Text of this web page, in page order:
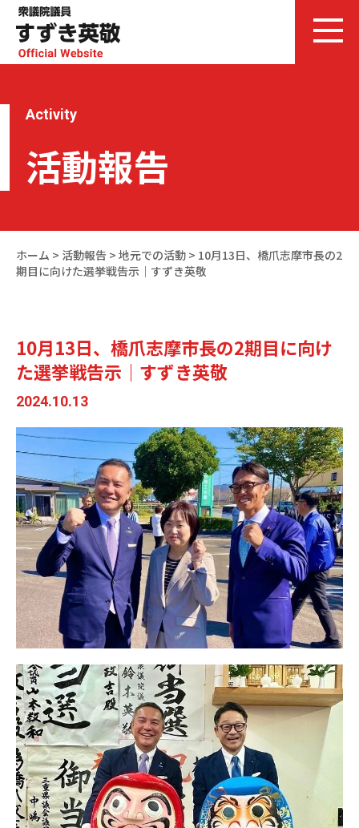
Activity
活動報告
ホーム > 活動報告 > 地元での活動 > 10月13日、橋爪志摩市長の2
期目に向けた選挙戦告示｜すずき英敬
10月13日、橋爪志摩市長の2期目に向け
た選挙戦告示｜すずき英敬
2024.10.13